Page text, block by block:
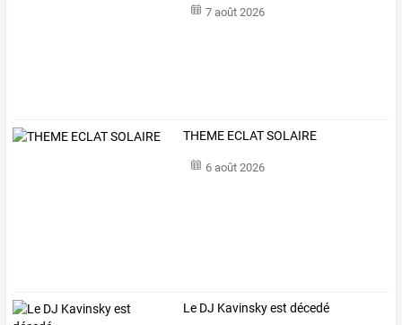
7 août 2026
THEME ECLAT SOLAIRE
6 août 2026
Le DJ Kavinsky est décedé